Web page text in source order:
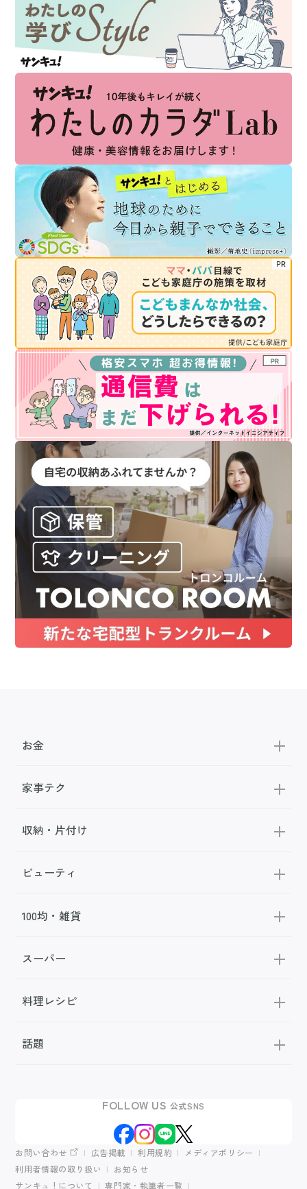
お金
家事テク
収納・片付け
ビューティ
100均・雑貨
スーパー
料理レシピ
話題
FOLLOW US 公式SNS
お問い合わせ 広告掲載 利用規約
メディアポリシー
利用者情報の取り扱い
お知らせ
サンキュ！について
専門家・執筆者一覧